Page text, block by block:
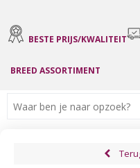
BESTE PRIJS/KWALITEIT
BREED ASSORTIMENT